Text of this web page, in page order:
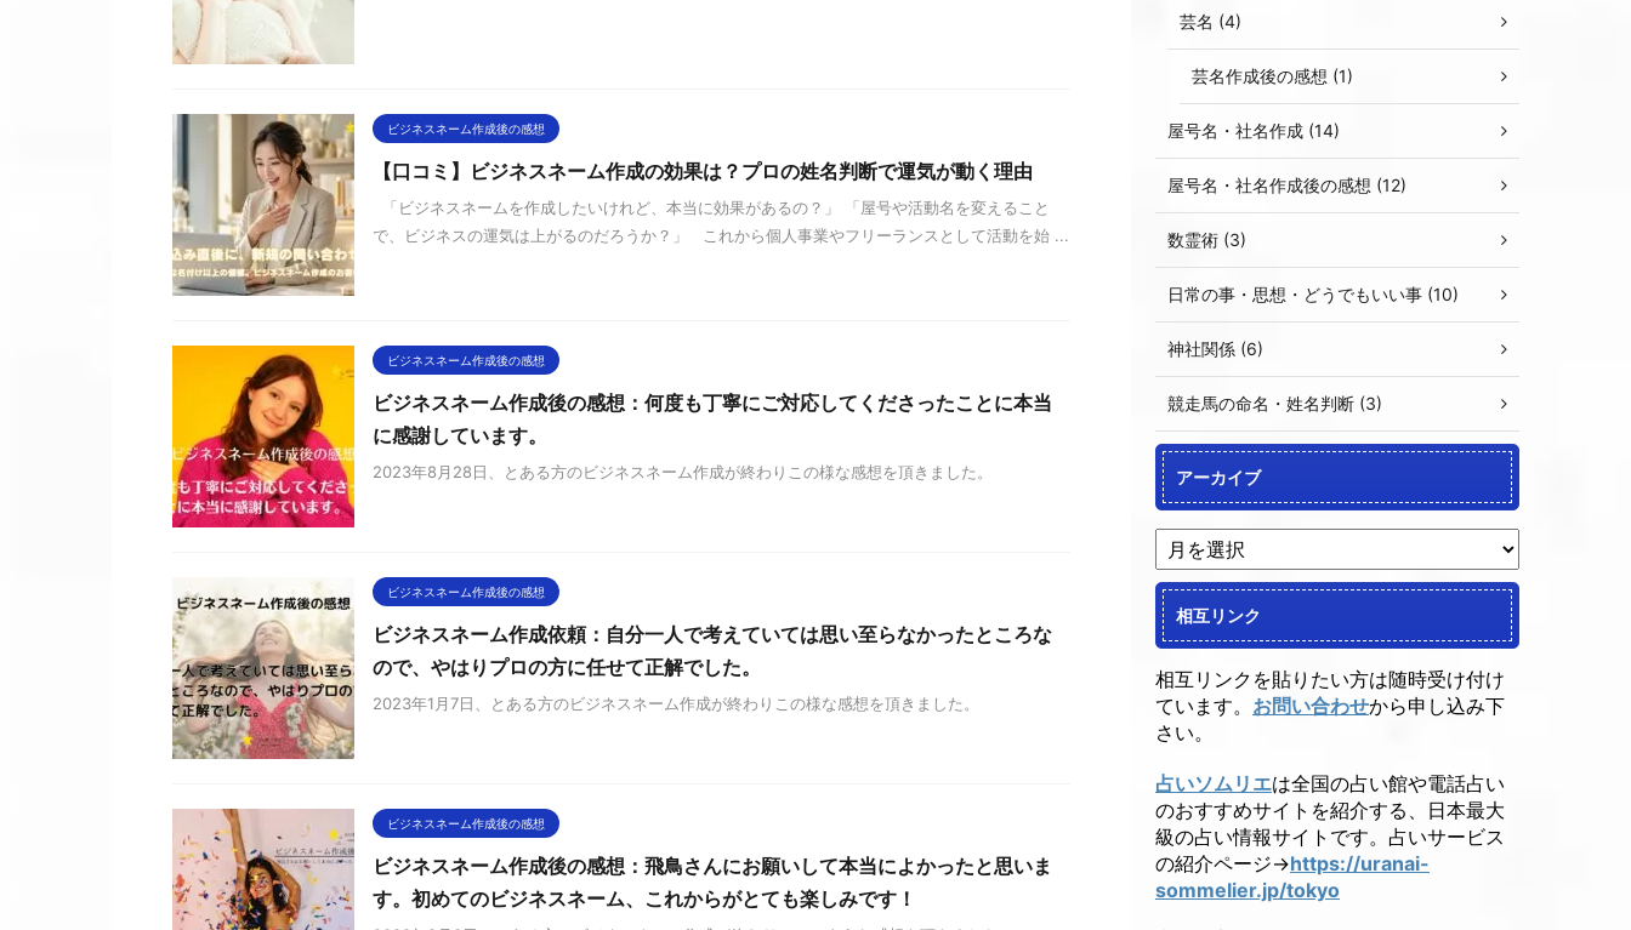
ビジネスネーム作成後の感想
【口コミ】ビジネスネーム作成の効果は？プロの姓名判断で運気が動く理由
「ビジネスネームを作成したいけれど、本当に効果があるの？」 「屋号や活動名を変えること
で、ビジネスの運気は上がるのだろうか？」 これから個人事業やフリーランスとして活動を始 ...
ビジネスネーム作成後の感想
ビジネスネーム作成後の感想：何度も丁寧にご対応してくださったことに本当
に感謝しています。
2023年8月28日、とある方のビジネスネーム作成が終わりこの様な感想を頂きました。
ビジネスネーム作成後の感想
ビジネスネーム作成依頼：自分一人で考えていては思い至らなかったところな
ので、やはりプロの方に任せて正解でした。
2023年1月7日、とある方のビジネスネーム作成が終わりこの様な感想を頂きました。
ビジネスネーム作成後の感想
ビジネスネーム作成後の感想：飛鳥さんにお願いして本当によかったと思いま
す。初めてのビジネスネーム、これからがとても楽しみです！
芸名 (4)
芸名作成後の感想 (1)
屋号名・社名作成 (14)
屋号名・社名作成後の感想 (12)
数霊術 (3)
日常の事・思想・どうでもいい事 (10)
神社関係 (6)
競走馬の命名・姓名判断 (3)
アーカイブ
相互リンク
相互リンクを貼りたい方は随時受け付け
ています。 お問い合わせから申し込み下
さい。
占いソムリエは全国の占い館や電話占い
のおすすめサイトを紹介する、日本最大
級の占い情報サイトです。占いサービス
の紹介ページ→https://uranai-
sommelier.jp/tokyo